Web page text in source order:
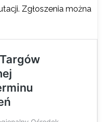
Zgłoszenia można